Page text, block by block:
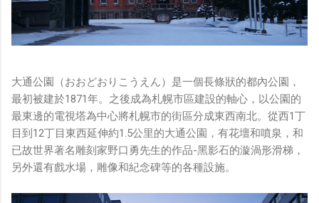
大通公園（おおどおりこうえん）是一個長條狀的都內公園，
最初被建於1871年。之後成為札幌市區建設的軸心，以公園的
最東邊的電視塔為中心將札幌市的街區分成東西南北。從西1丁
目到12丁目東西延伸約1.5公里的大通公園，有花壇和噴泉，和
已故世界著名雕刻家野口勇先生的作品-黑影石的漩渦形滑梯，
另外還有戲水場，雕像和紀念碑等的各種設施。